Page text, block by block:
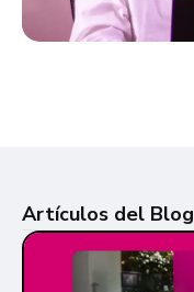
Artículos del Blog